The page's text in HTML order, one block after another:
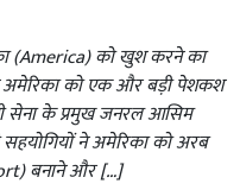
(America) को खुश करने का
अमेरिका को एक और बड़ी पेशकश
सेना के प्रमुख जनरल आसिम
ने अमेरिका को अरब
बनाने और […]